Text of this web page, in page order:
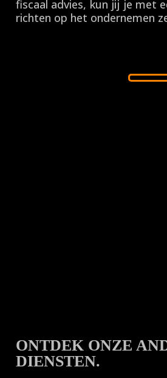
fiscaal advies, kun jij je met
richten op het ondernemen
ONTDEK ONZE
DIENSTEN.